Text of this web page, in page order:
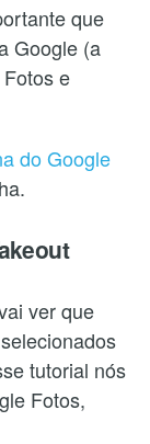
que
Google (a
e
do Google
ver que
tutorial nós
Fotos,